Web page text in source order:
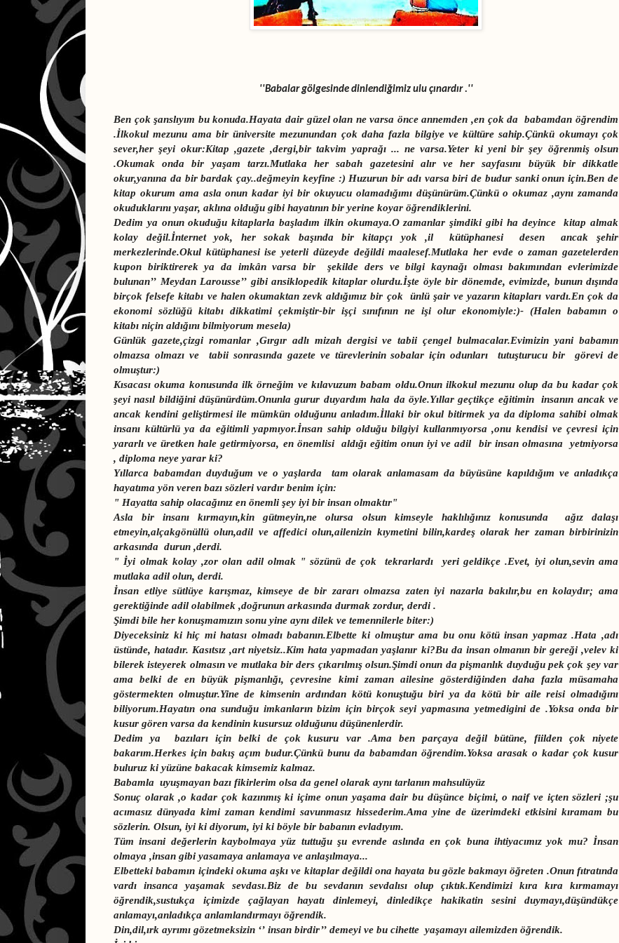
''Babalar gölgesinde dinlendiğimiz ulu çınardır.''
Ben çok şanslıyım bu konuda.Hayata dair güzel olan ne varsa önce annemden ,en çok da babamdan öğrendim
.İlkokul mezunu ama bir üniversite mezunundan çok daha fazla bilgiye ve kültüre sahip.Çünkü okumayı çok
sever,her şeyi okur:Kitap ,gazete ,dergi,bir takvim yaprağı ... ne varsa.Yeter ki yeni bir şey öğrenmiş olsun
.Okumak onda bir yaşam tarzı.Mutlaka her sabah gazetesini alır ve her sayfasını büyük bir dikkatle
okur,yanına da bir bardak çay..değmeyin keyfine :) Huzurun bir adı varsa biri de budur sanki onun için.Ben de
kitap okurum ama asla onun kadar iyi bir okuyucu olamadığımı düşünürüm.Çünkü o okumaz ,aynı zamanda
okuduklarını yaşar, aklına olduğu gibi hayatının bir yerine koyar öğrendiklerini.
Dedim ya onun okuduğu kitaplarla başladım ilkin okumaya.O zamanlar şimdiki gibi ha deyince kitap almak
kolay değil.İnternet yok, her sokak başında bir kitapçı yok ,il kütüphanesi desen ancak şehir
merkezlerinde.Okul kütüphanesi ise yeterli düzeyde değildi maalesef.Mutlaka her evde o zaman gazetelerden
kupon biriktirerek ya da imkân varsa bir şekilde ders ve bilgi kaynağı olması bakımından evlerimizde
bulunan’’ Meydan Larousse’’ gibi ansiklopedik kitaplar olurdu.İşte öyle bir dönemde, evimizde, bunun dışında
birçok felsefe kitabı ve halen okumaktan zevk aldığımız bir çok ünlü şair ve yazarın kitapları vardı.En çok da
ekonomi sözlüğü kitabı dikkatimi çekmiştir-bir işçi sınıfının ne işi olur ekonomiyle:)- (Halen babamın o
kitabı niçin aldığını bilmiyorum mesela)
Günlük gazete,çizgi romanlar ,Gırgır adlı mizah dergisi ve tabii çengel bulmacalar.Evimizin yani babamın
olmazsa olmazı ve tabii sonrasında gazete ve türevlerinin sobalar için odunları tutuşturucu bir görevi de
olmuştur:)
Kısacası okuma konusunda ilk örneğim ve kılavuzum babam oldu.Onun ilkokul mezunu olup da bu kadar çok
şeyi nasıl bildiğini düşünürdüm.Onunla gurur duyardım hala da öyle.Yıllar geçtikçe eğitimin insanın ancak ve
ancak kendini geliştirmesi ile mümkün olduğunu anladım.İllaki bir okul bitirmek ya da diploma sahibi olmak
insanı kültürlü ya da eğitimli yapmıyor.İnsan sahip olduğu bilgiyi kullanmıyorsa ,onu kendisi ve çevresi için
yararlı ve üretken hale getirmiyorsa, en önemlisi aldığı eğitim onun iyi ve adil bir insan olmasına yetmiyorsa
, diploma neye yarar ki?
Yıllarca babamdan duyduğum ve o yaşlarda tam olarak anlamasam da büyüsüne kapıldığım ve anladıkça
hayatıma yön veren bazı sözleri vardır benim için:
" Hayatta sahip olacağınız en önemli şey iyi bir insan olmaktır"
Asla bir insanı kırmayın,kin gütmeyin,ne olursa olsun kimseyle haklılığınız konusunda ağız dalaşı
etmeyin,alçakgönüllü olun,adil ve affedici olun,ailenizin kıymetini bilin,kardeş olarak her zaman birbirinizin
arkasında durun ,derdi.
" İyi olmak kolay ,zor olan adil olmak " sözünü de çok tekrarlardı yeri geldikçe .Evet, iyi olun,sevin ama
mutlaka adil olun, derdi.
İnsan etliye sütlüye karışmaz, kimseye de bir zararı olmazsa zaten iyi nazarla bakılır,bu en kolaydır; ama
gerektiğinde adil olabilmek ,doğrunun arkasında durmak zordur, derdi .
Şimdi bile her konuşmamızın sonu yine aynı dilek ve temennilerle biter:)
Diyeceksiniz ki hiç mi hatası olmadı babanın.Elbette ki olmuştur ama bu onu kötü insan yapmaz .Hata ,adı
üstünde, hatadır. Kasıtsız ,art niyetsiz..Kim hata yapmadan yaşlanır ki?Bu da insan olmanın bir gereği ,velev ki
bilerek isteyerek olmasın ve mutlaka bir ders çıkarılmış olsun.Şimdi onun da pişmanlık duyduğu pek çok şey var
ama belki de en büyük pişmanlığı, çevresine kimi zaman ailesine gösterdiğinden daha fazla müsamaha
göstermekten olmuştur.Yine de kimsenin ardından kötü konuştuğu biri ya da kötü bir aile reisi olmadığını
biliyorum.Hayatın ona sunduğu imkanların bizim için birçok seyi yapmasına yetmedigini de .Yoksa onda bir
kusur gören varsa da kendinin kusursuz olduğunu düşünenlerdir.
Dedim ya bazıları için belki de çok kusuru var .Ama ben parçaya değil bütüne, fiilden çok niyete
bakarım.Herkes için bakış açım budur.Çünkü bunu da babamdan öğrendim.Yoksa arasak o kadar çok kusur
buluruz ki yüzüne bakacak kimsemiz kalmaz.
Babamla uyuşmayan bazı fikirlerim olsa da genel olarak aynı tarlanın mahsulüyüz
Sonuç olarak ,o kadar çok kazınmış ki içime onun yaşama dair bu düşünce biçimi, o naif ve içten sözleri ;şu
acımasız dünyada kimi zaman kendimi savunmasız hissederim.Ama yine de üzerimdeki etkisini kıramam bu
sözlerin. Olsun, iyi ki diyorum, iyi ki böyle bir babanın evladıyım.
Tüm insani değerlerin kaybolmaya yüz tuttuğu şu evrende aslında en çok buna ihtiyacımız yok mu? İnsan
olmaya ,insan gibi yasamaya anlamaya ve anlaşılmaya...
Elbetteki babamın içindeki okuma aşkı ve kitaplar değildi ona hayata bu gözle bakmayı öğreten .Onun fıtratında
vardı insanca yaşamak sevdası.Biz de bu sevdanın sevdalısı olup çıktık.Kendimizi kıra kıra kırmamayı
öğrendik,sustukça içimizde çağlayan hayatı dinlemeyi, dinledikçe hakikatin sesini duymayı,düşündükçe
anlamayı,anladıkça anlamlandırmayı öğrendik.
Din,dil,ırk ayrımı gözetmeksizin ‘’ insan birdir’’ demeyi ve bu cihette yaşamayı ailemizden öğrendik.